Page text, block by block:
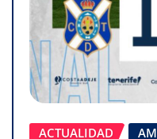
ACTUALIDAD